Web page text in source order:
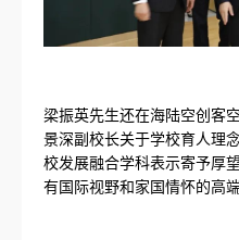
梁振英先生还在海陆空创客
景深副校长关于学校育人理
校发展融合学科表示寄予厚
有国际视野和家国情怀的高